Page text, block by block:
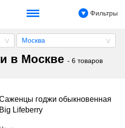
Фильтры
Москва
в Москве - 6 товаров
годжи обыкновенная
Big Lifeberry